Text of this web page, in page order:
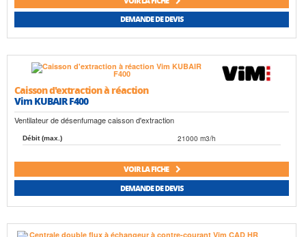
DEMANDE DE DEVIS
Caisson d'extraction à réaction
Vim KUBAIR F400
Ventilateur de désenfumage caisson d'extraction
Débit (max.) 21000 m3/h
VOIR LA FICHE
DEMANDE DE DEVIS